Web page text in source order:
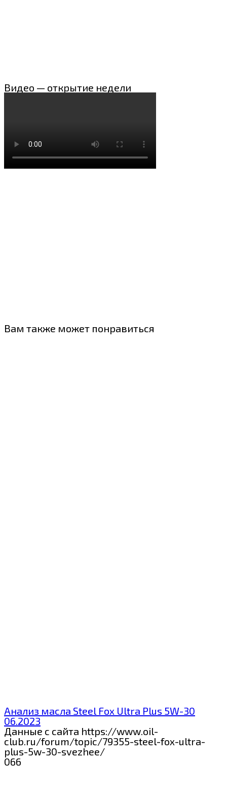
Видео — открытие недели
Вам также может понравиться
Анализ масла Steel Fox Ultra Plus 5W-30
06.2023
Данные с сайта https://www.oil-
club.ru/forum/topic/79355-steel-fox-ultra-
plus-5w-30-svezhee/
066